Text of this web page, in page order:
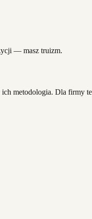
— masz truizm.
metodologia. Dla firmy